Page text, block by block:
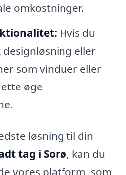
omkostninger.
Hvis du
designløsning eller
som vinduer eller
øge
løsning til din
tag i Sorø, kan du
vores platform, som